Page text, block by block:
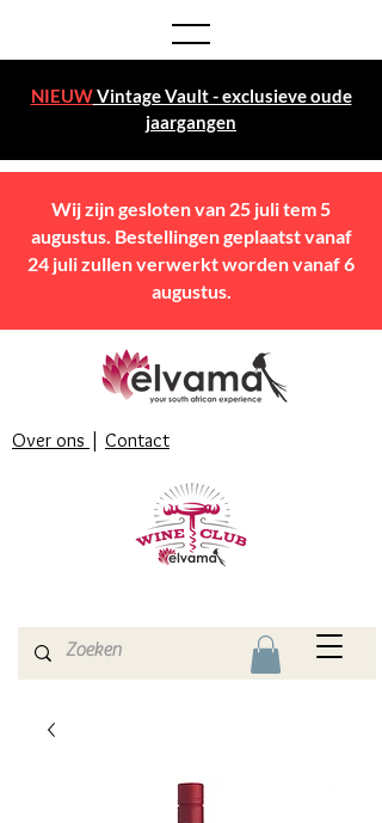
NIEUWVintage Vault - exclusieve oude
jaargangen
Over ons | Contact
Wij zijn gesloten van 25 juli tem 5
augustus. Bestellingen geplaatst vanaf
24 juli zullen verwerkt worden vanaf 6
augustus.